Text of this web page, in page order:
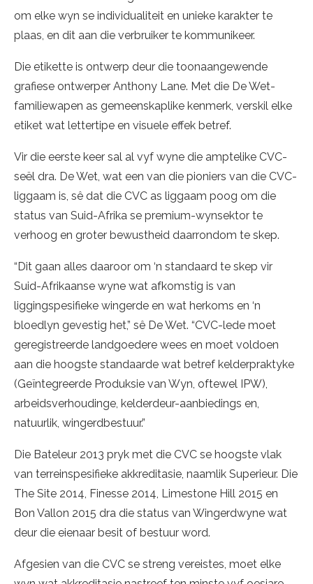
om elke wyn se individualiteit en unieke karakter te
plaas, en dit aan die verbruiker te kommunikeer.
Die etikette is ontwerp deur die toonaangewende
grafiese ontwerper Anthony Lane. Met die De Wet-
familiewapen as gemeenskaplike kenmerk, verskil elke
etiket wat lettertipe en visuele effek betref.
Vir die eerste keer sal al vyf wyne die amptelike CVC-
seël dra. De Wet, wat een van die pioniers van die CVC-
liggaam is, sê dat die CVC as liggaam poog om die
status van Suid-Afrika se premium-wynsektor te
verhoog en groter bewustheid daarrondom te skep.
“Dit gaan alles daaroor om ‘n standaard te skep vir
Suid-Afrikaanse wyne wat afkomstig is van
liggingspesifieke wingerde en wat herkoms en ‘n
bloedlyn gevestig het,” sê De Wet. “CVC-lede moet
geregistreerde landgoedere wees en moet voldoen
aan die hoogste standaarde wat betref kelderpraktyke
(Geïntegreerde Produksie van Wyn, oftewel IPW),
arbeidsverhoudinge, kelderdeur-aanbiedings en,
natuurlik, wingerdbestuur.”
Die Bateleur 2013 pryk met die CVC se hoogste vlak
van terreinspesifieke akkreditasie, naamlik Superieur. Die
The Site 2014, Finesse 2014, Limestone Hill 2015 en
Bon Vallon 2015 dra die status van Wingerdwyne wat
deur die eienaar besit of bestuur word.
Afgesien van die CVC se streng vereistes, moet elke